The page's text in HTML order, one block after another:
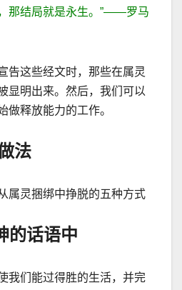
那结局就是永生。 ”——罗马
告这些经文时，那些在属灵
显明出来。然后，我们可以
做释放能力的工作。
法
属灵捆绑中挣脱的五种方式
的话语中
我们能过得胜的生活，并完